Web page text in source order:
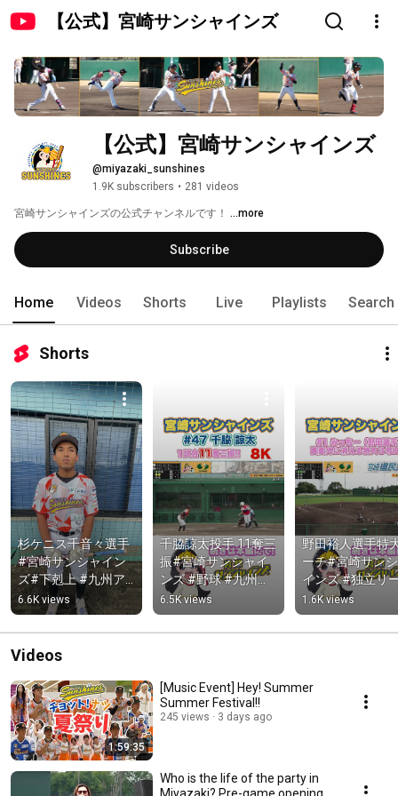
【公式】宮崎サンシャインズ
【公式】宮崎サンシャインズ
@miyazaki_sunshines
1.9K subscribers • 281 videos
宮崎サンシャインズの公式チャンネルです！ ...more
Subscribe
Home Videos Shorts Live Playlists Search
Shorts
杉ケニス千音々選手
#宮崎サンシャイン
ズ#下剋上 #九州ア
ジアリーグ
6.6K views
千脇諒太投手 11奪三
振#宮崎サンシャイ
ンズ #野球 #九州ア
ジアリーグ #独立リ
ーグ #奪三振 #三振
6.5K views
野田裕人選手特
ーチ#宮崎サン
インズ #独立リ
#ホームラン
1.6K views
Videos
1:59:35
[Music Event] Hey! Summer
Summer Festival!!
245 views 3 days ago
Who is the life of the party in